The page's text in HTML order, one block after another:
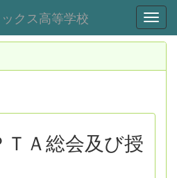
クス高等学校
Ａ総会及び授